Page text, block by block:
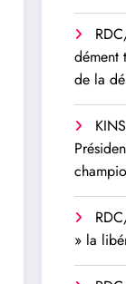
dément
de la
» la